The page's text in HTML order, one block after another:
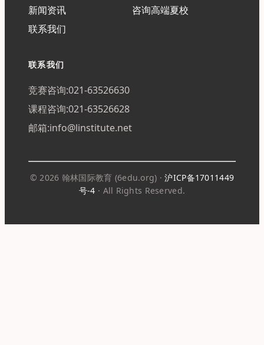
新闻资讯
联系我们
咨询高端夏校
联系我们
竞赛咨询:021-63526630
课程咨询:021-63526628
邮箱:info@linstitute.net
© 2026 翰林国际教育 (6edu.org) ·沪ICP备17011449
号-4 · All Rights Reserved.